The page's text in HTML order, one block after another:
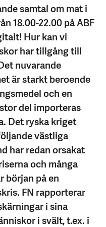
samtal om mat i
18.00-22.00 på ABF
Hur kan vi
har tillgång till
nuvarande
är starkt beroende
och en
del importeras
Det ryska kriget
västliga
har redan orsakat
och många
början på en
FN rapporterar
i sina
i svält, t.ex. i